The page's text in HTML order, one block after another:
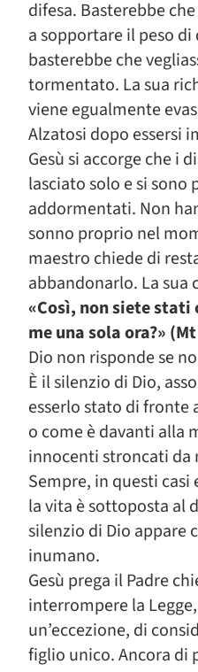
difesa. Basterebbe
a sopportare il peso
basterebbe che
tormentato. La sua
viene egualmente
Alzatosi dopo essersi
Gesù si accorge che i
lasciato solo e si sono
addormentati. Non
sonno proprio nel
maestro chiede di
abbandonarlo. La sua
«Così, non siete stati
me una sola ora?»
Dio non risponde se
È il silenzio di Dio,
esserlo stato di fronte
o come è davanti alla
innocenti stroncati
Sempre, in questi
la vita è sottoposta al
silenzio di Dio appare
inumano.
Gesù prega il Padre
interrompere la
un’eccezione, di
figlio unico. Ancora di